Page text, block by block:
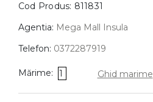
Bratari
Coliere
Lanturi
Pandantive
DIAMANTE
Cod Produs: 811831
Agentia: Mega Mall Insula
Telefon: 0372287919
Mărime: 1 Ghid marime